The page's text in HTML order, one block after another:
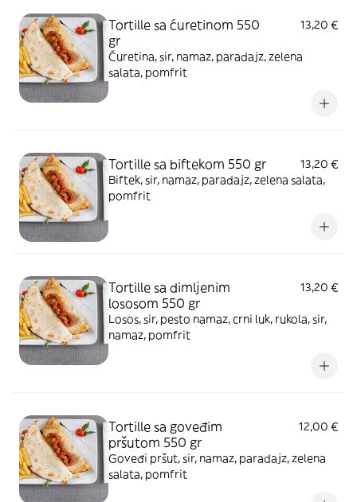
Tortille sa ćuretinom 550
gr
13,20 €
Ćuretina, sir, namaz, paradajz, zelena
salata, pomfrit
Tortille sa biftekom 550 gr
13,20 €
Biftek, sir, namaz, paradajz, zelena salata,
pomfrit
Tortille sa dimljenim
lososom 550 gr
13,20 €
Losos, sir, pesto namaz, crni luk, rukola, sir,
namaz, pomfrit
Tortille sa goveđim
pršutom 550 gr
12,00 €
Goveđi pršut, sir, namaz, paradajz, zelena
salata, pomfrit